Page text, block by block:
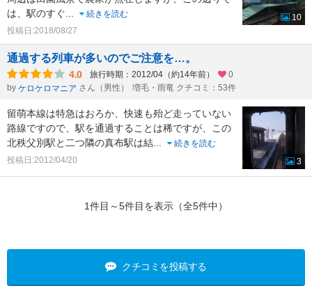
は、駅のすぐ...
続きを読む
投稿日:2018/08/27
10
通過する列車が多いのでご注意を…。
4.0 旅行時期：2012/04（約14年前）
0
by ケロケロマニア さん（男性） 増毛・雨竜 クチコミ：53件
留萌本線は特急はおろか、快速も殆ど走っていない
路線ですので、駅を通過することは稀ですが、この
北秩父別駅と二つ隣の真布駅は結...
続きを読む
投稿日:2012/04/20
3
1件目～5件目を表示（全5件中）
クチコミを投稿する